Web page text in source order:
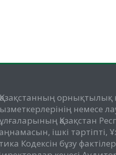
орнықтылық
немесе
Қазақстан
ішкі
Кодексін бұзу